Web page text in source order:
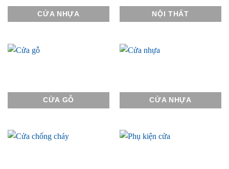
CỬA NHỰA NỘI THẤT
CỬA GỖ CỬA NHỰA